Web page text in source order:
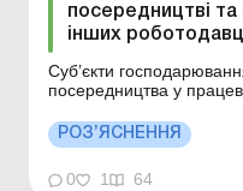
посередництві та
інших
Суб’єкти
посередництва у
для подальшого
інших роботодавців, зобов’язані:
РОЗ’ЯСНЕННЯ
0 1 64